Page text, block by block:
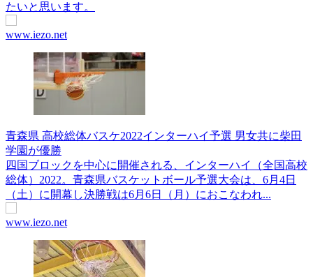
たいと思います。
www.iezo.net
青森県 高校総体バスケ2022インターハイ予選 男女共に柴⽥
学園が優勝
四国ブロックを中心に開催される、インターハイ（全国高校
総体）2022。青森県バスケットボール予選大会は、6月4日
（土）に開幕し決勝戦は6月6日（月）におこなわれ...
www.iezo.net